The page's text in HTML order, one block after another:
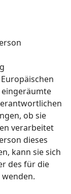
ob sie
verarbeitet
dieses
kann sie sich
des für die